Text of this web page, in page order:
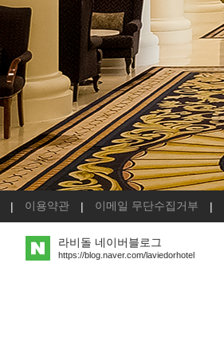
| 이용약관 | 이메일 무단수집거부 |
라비돌 네이버블로그
https://blog.naver.com/laviedorhotel